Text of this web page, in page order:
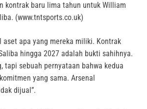
kontrak baru lima tahun untuk William
(www.tntsports.co.uk)
aset apa yang mereka miliki. Kontrak
hingga 2027 adalah bukti sahihnya.
tapi sebuah pernyataan bahwa kedua
yang sama. Arsenal
dijual”.